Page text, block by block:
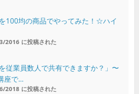
100均の商品でやってみた！☆ハイ
2016 に投稿された
従業員数人で共有できますか？」〜
座で...
2018 に投稿された